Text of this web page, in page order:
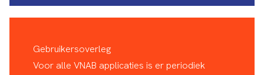
Gebruikersoverleg
Voor alle VNAB applicaties is er periodiek